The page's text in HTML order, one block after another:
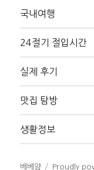
국내여행
24절기 절입시간
실제 후기
맛집 탐방
생활정보
베베얌 Proudly